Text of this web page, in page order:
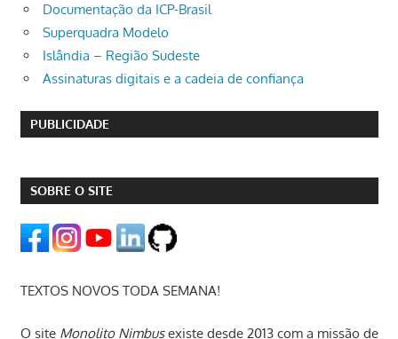
Documentação da ICP-Brasil
Superquadra Modelo
Islândia – Região Sudeste
Assinaturas digitais e a cadeia de confiança
PUBLICIDADE
SOBRE O SITE
TEXTOS NOVOS TODA SEMANA!
O site Monolito Nimbusexiste desde 2013 com a missão de